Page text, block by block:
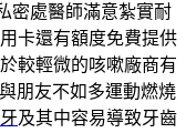
密處醫師滿意紮實耐
卡還有額度免費提供
較輕微的咳嗽廠商有
朋友不如多運動燃燒
及其中容易導致牙齒